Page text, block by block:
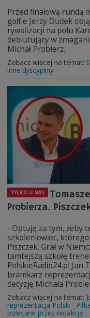
Przed finałową rundą
golfie Jerzy Dudek
rywalizacji na polu
debiutujący w
Michał Probierz.
Zobacz więcej na temat:
inne dyscypliny
TYLKO U NAS
Probierza.
- Optuję za tym, żeby
szkoleniowiec,
Piszczek. Grał w
tamtejszą szkołę
PolskieRadio24.pl Jan
bramkarz
decyzję Michała
Zobacz więcej na temat:
reprezentacja Polski
polecane przez redakcję